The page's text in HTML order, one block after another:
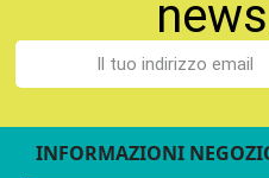
INFORMAZIONI